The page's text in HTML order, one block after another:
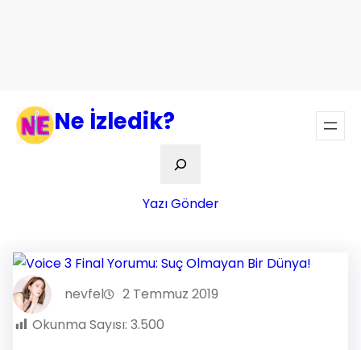
Ne İzledik?
Ara
Yazı Gönder
nevfel
2 Temmuz 2019
Okunma Sayısı: 3.500